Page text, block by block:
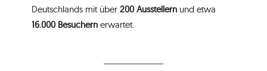
Deutschlands mit über 200 Ausstellernund etwa
16.000 Besuchernerwartet.